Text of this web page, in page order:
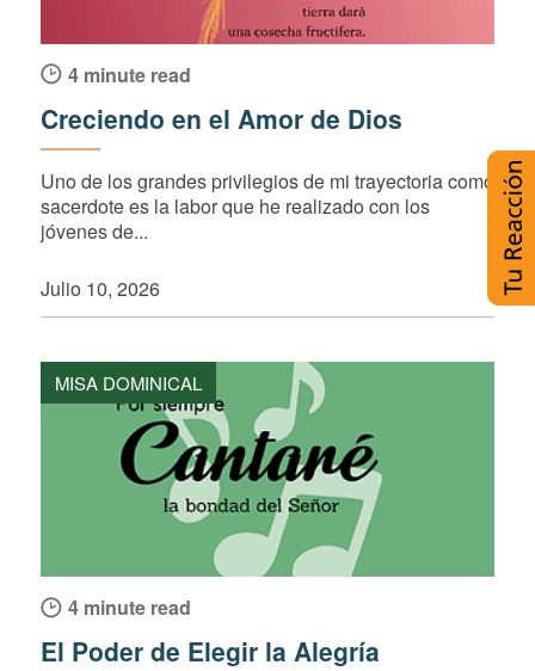
4 minute read
Creciendo en el Amor de Dios
Uno de los grandes privilegios de mi trayectoria como
sacerdote es la labor que he realizado con los
jóvenes de...
Julio 10, 2026
MISA DOMINICAL
4 minute read
El Poder de Elegir la Alegría